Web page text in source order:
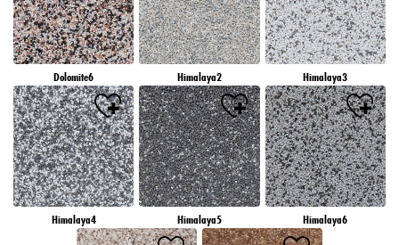
Dolomite6 Himalaya2 Himalaya3
Himalaya4 Himalaya5 Himalaya6